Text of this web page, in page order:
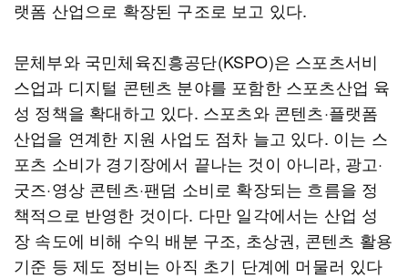
랫폼 산업으로 확장된 구조로 보고 있다.
문체부와 국민체육진흥공단(KSPO)은 스포츠서비
스업과 디지털 콘텐츠 분야를 포함한 스포츠산업 육
성 정책을 확대하고 있다. 스포츠와 콘텐츠·플랫폼
산업을 연계한 지원 사업도 점차 늘고 있다. 이는 스
포츠 소비가 경기장에서 끝나는 것이 아니라, 광고·
굿즈·영상 콘텐츠·팬덤 소비로 확장되는 흐름을 정
책적으로 반영한 것이다. 다만 일각에서는 산업 성
장 속도에 비해 수익 배분 구조, 초상권, 콘텐츠 활용
기준 등 제도 정비는 아직 초기 단계에 머물러 있다